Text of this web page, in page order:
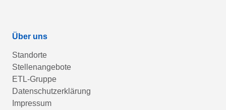
Über uns
Standorte
Stellenangebote
ETL-Gruppe
Datenschutzerklärung
Impressum